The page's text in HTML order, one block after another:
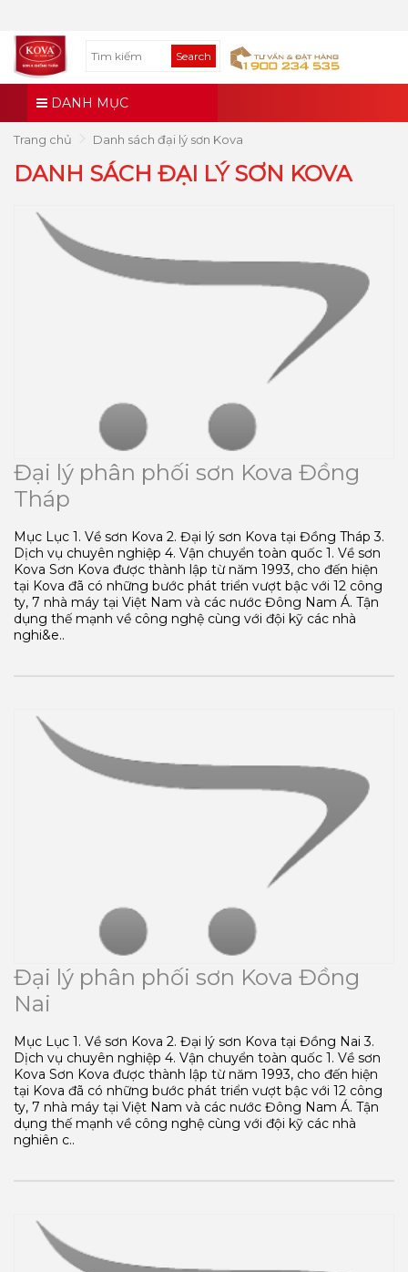
Search
DANH MỤC
Trang chủ Danh sách đại lý sơn Kova
DANH SÁCH ĐẠI LÝ SƠN KOVA
Đại lý phân phối sơn Kova Đồng
Tháp
Mục Lục 1. Về sơn Kova 2. Đại lý sơn Kova tại Đồng Tháp 3.
Dịch vụ chuyên nghiệp 4. Vận chuyển toàn quốc 1. Về sơn
Kova Sơn Kova được thành lập từ năm 1993, cho đến hiện
tại Kova đã có những bước phát triển vượt bậc với 12 công
ty, 7 nhà máy tại Việt Nam và các nước Đông Nam Á. Tận
dụng thế mạnh về công nghệ cùng với đội kỹ các nhà
nghi&e..
Đại lý phân phối sơn Kova Đồng
Nai
Mục Lục 1. Về sơn Kova 2. Đại lý sơn Kova tại Đồng Nai 3.
Dịch vụ chuyên nghiệp 4. Vận chuyển toàn quốc 1. Về sơn
Kova Sơn Kova được thành lập từ năm 1993, cho đến hiện
tại Kova đã có những bước phát triển vượt bậc với 12 công
ty, 7 nhà máy tại Việt Nam và các nước Đông Nam Á. Tận
dụng thế mạnh về công nghệ cùng với đội kỹ các nhà
nghiên c..